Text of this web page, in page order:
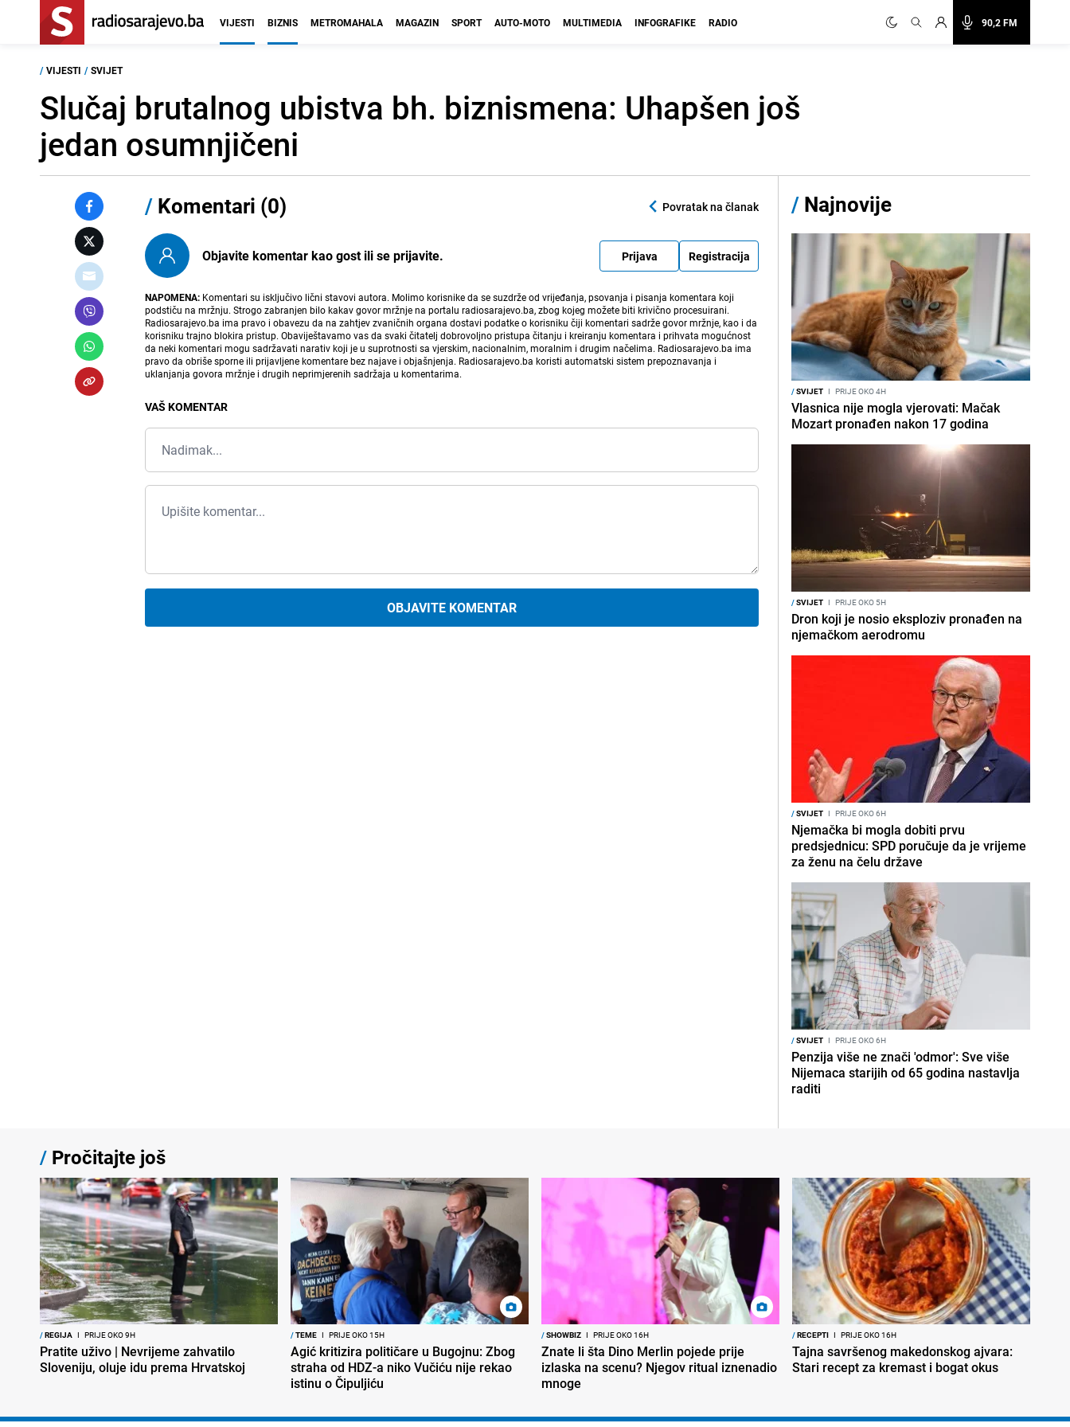
90,2 FM
VIJESTI BIZNIS METROMAHALA MAGAZIN SPORT AUTO-MOTO MULTIMEDIA INFOGRAFIKE RADIO
/ VIJESTI / SVIJET
Slučaj brutalnog ubistva bh. biznismena: Uhapšen još
jedan osumnjičeni
/ Komentari (0) Povratak na članak
Objavite komentar kao gost ili se prijavite. Prijava Registracija
NAPOMENA: Komentari su isključivo lični stavovi autora. Molimo korisnike da se suzdrže od vrijeđanja, psovanja i pisanja komentara koji
podstiču na mržnju. Strogo zabranjen bilo kakav govor mržnje na portalu radiosarajevo.ba, zbog kojeg možete biti krivično procesuirani.
Radiosarajevo.ba ima pravo i obavezu da na zahtjev zvaničnih organa dostavi podatke o korisniku čiji komentari sadrže govor mržnje, kao i da
korisniku trajno blokira pristup. Obaviještavamo vas da svaki čitatelj dobrovoljno pristupa čitanju i kreiranju komentara i prihvata mogućnost
da neki komentari mogu sadržavati narativ koji je u suprotnosti sa vjerskim, nacionalnim, moralnim i drugim načelima. Radiosarajevo.ba ima
pravo da obriše sporne ili prijavljene komentare bez najave i objašnjenja. Radiosarajevo.ba koristi automatski sistem prepoznavanja i
uklanjanja govora mržnje i drugih neprimjerenih sadržaja u komentarima.
VAŠ KOMENTAR
OBJAVITE KOMENTAR
/ Najnovije
/SVIJET I PRIJE OKO 4H
Vlasnica nije mogla vjerovati: Mačak
Mozart pronađen nakon 17 godina
/SVIJET I PRIJE OKO 5H
Dron koji je nosio eksploziv pronađen na
njemačkom aerodromu
/SVIJET I PRIJE OKO 6H
Njemačka bi mogla dobiti prvu
predsjednicu: SPD poručuje da je vrijeme
za ženu na čelu države
/SVIJET I PRIJE OKO 6H
Penzija više ne znači 'odmor': Sve više
Nijemaca starijih od 65 godina nastavlja
raditi
/ Pročitajte još
/REGIJA I PRIJE OKO 9H
Pratite uživo | Nevrijeme zahvatilo
Sloveniju, oluje idu prema Hrvatskoj
/TEME I PRIJE OKO 15H
Agić kritizira političare u Bugojnu: Zbog
straha od HDZ-a niko Vučiću nije rekao
istinu o Čipuljiću
/SHOWBIZ I PRIJE OKO 16H
Znate li šta Dino Merlin pojede prije
izlaska na scenu? Njegov ritual iznenadio
mnoge
/RECEPTI I PRIJE OKO 16H
Tajna savršenog makedonskog ajvara:
Stari recept za kremast i bogat okus